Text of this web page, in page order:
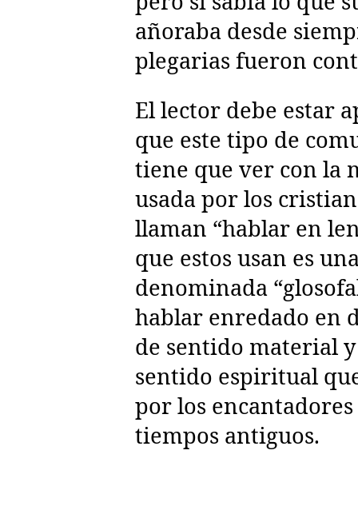
añoraba desde
plegarias fueron
El lector debe estar
que este tipo de
tiene que ver con la
usada por los
llaman “hablar en
que estos usan es
denominada
hablar enredado en
de sentido material
sentido espiritual
por los encantadores
tiempos antiguos.